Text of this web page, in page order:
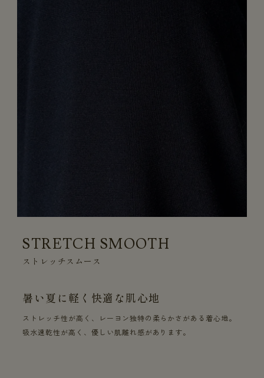
STRETCH SMOOTH
ストレッチスムース
暑い夏に軽く快適な肌心地
ストレッチ性が高く、レーヨン独特の柔らかさがある着心地。
吸水速乾性が高く、優しい肌離れ感があります。